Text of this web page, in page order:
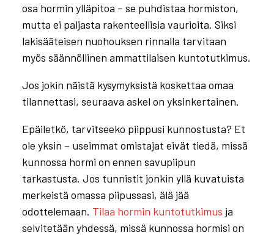
osa hormin ylläpitoa – se puhdistaa hormiston,
mutta ei paljasta rakenteellisia vaurioita. Siksi
lakisääteisen nuohouksen rinnalla tarvitaan
myös säännöllinen ammattilaisen kuntotutkimus.
Jos jokin näistä kysymyksistä koskettaa omaa
tilannettasi, seuraava askel on yksinkertainen.
Epäiletkö, tarvitseeko piippusi kunnostusta? Et
ole yksin – useimmat omistajat eivät tiedä, missä
kunnossa hormi on ennen savupiipun
tarkastusta. Jos tunnistit jonkin yllä kuvatuista
merkeistä omassa piipussasi, älä jää
odottelemaan. Tilaa hormin kuntotutkimus ja
selvitetään yhdessä, missä kunnossa hormisi on